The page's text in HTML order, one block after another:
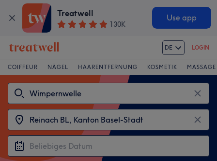
Treatwell
130K
Use app
DE LOGIN
COIFFEUR NÄGEL HAARENTFERNUNG KOSMETIK MASSAGE